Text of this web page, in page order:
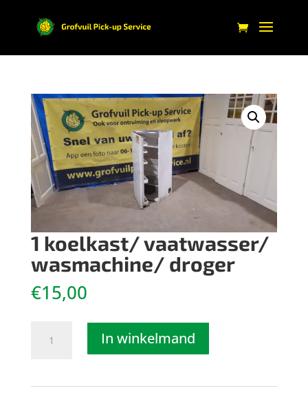
1 koelkast/ vaatwasser/
wasmachine/ droger
€15,00
koelkast/
wasmachine/
In winkelmand